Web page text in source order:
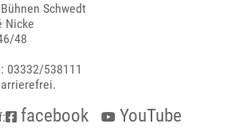
Schwedt
Nicke
48
03332/538111
facebook
YouTube